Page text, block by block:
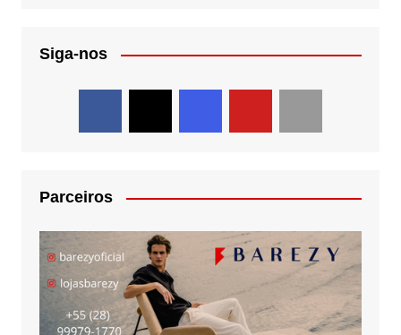
Siga-nos
Parceiros